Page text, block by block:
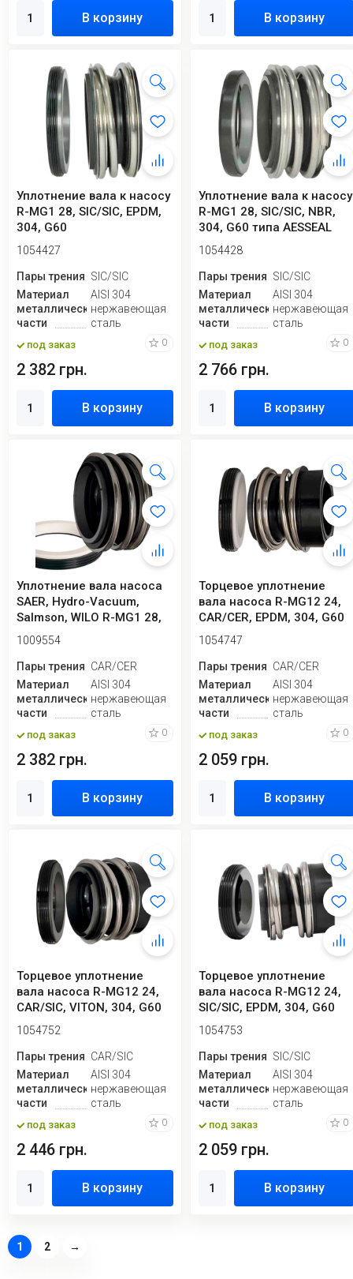
В корзину В корзину
Уплотнение вала к насосу
R-MG1 28, SIC/SIC, EPDM,
304, G60
1054427
Пары трения SIC/SIC
Материал
металлической
части
AISI 304
нержавеющая
сталь
под заказ 0
2 382 грн.
В корзину
Уплотнение вала к насосу
R-MG1 28, SIC/SIC, NBR,
304, G60 типа AESSEAL
B02, B...
1054428
Пары трения SIC/SIC
Материал
металлической
части
AISI 304
нержавеющая
сталь
под заказ 0
2 766 грн.
В корзину
Уплотнение вала насоса
SAER, Hydro-Vacuum,
Salmson, WILO R-MG1 28,
CAR/CER, E...
1009554
Пары трения CAR/CER
Материал
металлической
части
AISI 304
нержавеющая
сталь
под заказ 0
2 382 грн.
В корзину
Торцевое уплотнение
вала насоса R-MG12 24,
CAR/CER, EPDM, 304, G60
1054747
Пары трения CAR/CER
Материал
металлической
части
AISI 304
нержавеющая
сталь
под заказ 0
2 059 грн.
В корзину
Торцевое уплотнение
вала насоса R-MG12 24,
CAR/SIC, VITON, 304, G60
1054752
Пары трения CAR/SIC
Материал
металлической
части
AISI 304
нержавеющая
сталь
под заказ 0
2 446 грн.
В корзину
Торцевое уплотнение
вала насоса R-MG12 24,
SIC/SIC, EPDM, 304, G60
типа ANGA ...
1054753
Пары трения SIC/SIC
Материал
металлической
части
AISI 304
нержавеющая
сталь
под заказ 0
2 059 грн.
В корзину
1 2 →